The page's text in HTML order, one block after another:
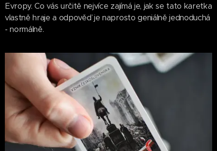
Evropy. Co vás určitě nejvíce zajímá je, jak se tato karetka
vlastně hraje a odpověď je naprosto geniálně jednoduchá
- normálně.